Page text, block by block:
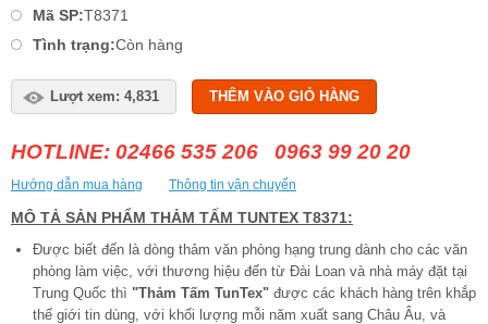
Mã SP:T8371
Tình trạng:Còn hàng
Lượt xem: 4,831 THÊM VÀO GIỎ HÀNG
HOTLINE: 02466 535 206 0963 99 20 20
Hướng dẫn mua hàng Thông tin vận chuyển
MÔ TẢ SẢN PHẨM THẢM TẤM TUNTEX T8371:
Được biết đến là dòng thảm văn phòng hạng trung dành cho các văn
phòng làm việc, với thương hiệu đến từ Đài Loan và nhà máy đặt tại
Trung Quốc thì "Thảm Tấm TunTex" được các khách hàng trên khắp
thế giới tin dùng, với khối lượng mỗi năm xuất sang Châu Âu, và